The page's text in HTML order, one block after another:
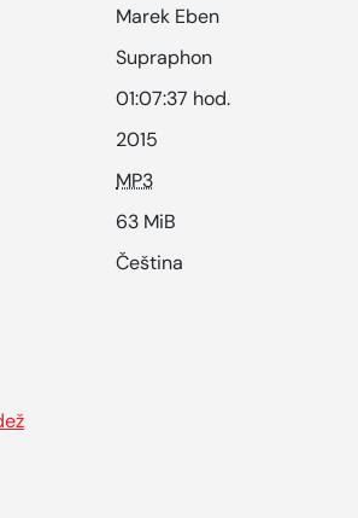
Marek Eben
Supraphon
01:07:37 hod.
2015
MP3
63 MiB
Čeština